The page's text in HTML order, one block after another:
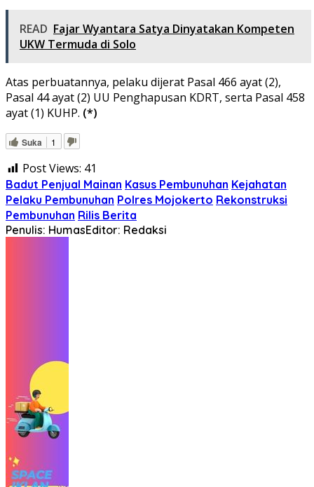
READ Fajar Wyantara Satya Dinyatakan Kompeten
UKW Termuda di Solo
Atas perbuatannya, pelaku dijerat Pasal 466 ayat (2),
Pasal 44 ayat (2) UU Penghapusan KDRT, serta Pasal 458
ayat (1) KUHP. (*)
Suka 1
Post Views: 41
Badut Penjual Mainan Kasus Pembunuhan Kejahatan
Pelaku Pembunuhan Polres Mojokerto Rekonstruksi
Pembunuhan Rilis Berita
Penulis: HumasEditor: Redaksi